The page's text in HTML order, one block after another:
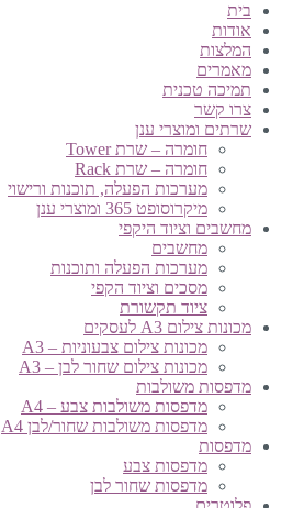
בית
אודות
המלצות
מאמרים
תמיכה טכנית
צרו קשר
שרתים ומוצרי ענן
חומרה – שרת Tower
חומרה – שרת Rack
מערכות הפעלה, תוכנות ורישוי
מיקרוסופט 365 ומוצרי ענן
מחשבים וציוד היקפי
מחשבים
מערכות הפעלה ותוכנות
מסכים וציוד הקפי
ציוד תקשורת
מכונות צילום A3 לעסקים
מכונות צילום צבעוניות – A3
מכונות צילום שחור לבן – A3
מדפסות משולבות
מדפסות משולבות צבע – A4
מדפסות משולבות שחור/לבן A4
מדפסות
מדפסות צבע
מדפסות שחור לבן